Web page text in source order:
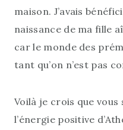
maison. J’avais
naissance de ma fille
car le monde des
tant qu’on n’est pas
Voilà je crois que vous
l’énergie positive